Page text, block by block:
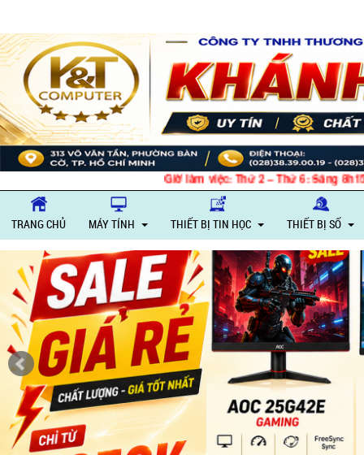
Giờ làm việc: Thứ 2 – Thứ 6: Sáng 8h15 -
TRANG CHỦ MÁY TÍNH THIẾT BỊ TIN HỌC THIẾT BỊ SỐ